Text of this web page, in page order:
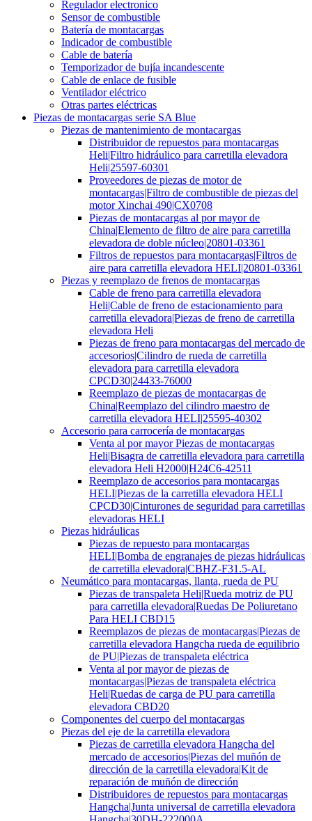
Regulador electronico
Sensor de combustible
Batería de montacargas
Indicador de combustible
Cable de batería
Temporizador de bujía incandescente
Cable de enlace de fusible
Ventilador eléctrico
Otras partes eléctricas
Piezas de montacargas serie SA Blue
Piezas de mantenimiento de montacargas
Distribuidor de repuestos para montacargas
Heli|Filtro hidráulico para carretilla elevadora
Heli|25597-60301
Proveedores de piezas de motor de
montacargas|Filtro de combustible de piezas del
motor Xinchai 490|CX0708
Piezas de montacargas al por mayor de
China|Elemento de filtro de aire para carretilla
elevadora de doble núcleo|20801-03361
Filtros de repuestos para montacargas|Filtros de
aire para carretilla elevadora HELI|20801-03361
Piezas y reemplazo de frenos de montacargas
Cable de freno para carretilla elevadora
Heli|Cable de freno de estacionamiento para
carretilla elevadora|Piezas de freno de carretilla
elevadora Heli
Piezas de freno para montacargas del mercado de
accesorios|Cilindro de rueda de carretilla
elevadora para carretilla elevadora
CPCD30|24433-76000
Reemplazo de piezas de montacargas de
China|Reemplazo del cilindro maestro de
carretilla elevadora HELI|25595-40302
Accesorio para carrocería de montacargas
Venta al por mayor Piezas de montacargas
Heli|Bisagra de carretilla elevadora para carretilla
elevadora Heli H2000|H24C6-42511
Reemplazo de accesorios para montacargas
HELI|Piezas de la carretilla elevadora HELI
CPCD30|Cinturones de seguridad para carretillas
elevadoras HELI
Piezas hidráulicas
Piezas de repuesto para montacargas
HELI|Bomba de engranajes de piezas hidráulicas
de carretilla elevadora|CBHZ-F31.5-AL
Neumático para montacargas, llanta, rueda de PU
Piezas de transpaleta Heli|Rueda motriz de PU
para carretilla elevadora|Ruedas De Poliuretano
Para HELI CBD15
Reemplazos de piezas de montacargas|Piezas de
carretilla elevadora Hangcha rueda de equilibrio
de PU|Piezas de transpaleta eléctrica
Venta al por mayor de piezas de
montacargas|Piezas de transpaleta eléctrica
Heli|Ruedas de carga de PU para carretilla
elevadora CBD20
Componentes del cuerpo del montacargas
Piezas del eje de la carretilla elevadora
Piezas de carretilla elevadora Hangcha del
mercado de accesorios|Piezas del muñón de
dirección de la carretilla elevadora|Kit de
reparación de muñón de dirección
Distribuidores de repuestos para montacargas
Hangcha|Junta universal de carretilla elevadora